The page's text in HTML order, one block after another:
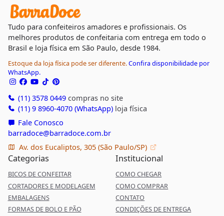
Tudo para confeiteiros amadores e profissionais. Os
melhores produtos de confeitaria com entrega em todo o
Brasil e loja física em São Paulo, desde 1984.
Estoque da loja física pode ser diferente.Confira disponibilidade por
WhatsApp.
(11) 3578 0449compras no site
(11) 9 8960-4070 (WhatsApp)loja física
Fale Conosco
barradoce@barradoce.com.br
Av. dos Eucaliptos, 305 (São Paulo/SP)
Categorias
BICOS DE CONFEITAR
CORTADORES E MODELAGEM
EMBALAGENS
FORMAS DE BOLO E PÃO
Institucional
COMO CHEGAR
COMO COMPRAR
CONTATO
CONDIÇÕES DE ENTREGA